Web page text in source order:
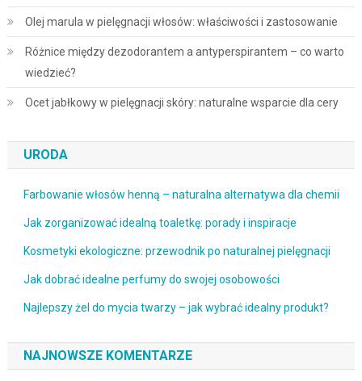
Olej marula w pielęgnacji włosów: właściwości i zastosowanie
Różnice między dezodorantem a antyperspirantem – co warto
wiedzieć?
Ocet jabłkowy w pielęgnacji skóry: naturalne wsparcie dla cery
URODA
Farbowanie włosów henną – naturalna alternatywa dla chemii
Jak zorganizować idealną toaletkę: porady i inspiracje
Kosmetyki ekologiczne: przewodnik po naturalnej pielęgnacji
Jak dobrać idealne perfumy do swojej osobowości
Najlepszy żel do mycia twarzy – jak wybrać idealny produkt?
NAJNOWSZE KOMENTARZE